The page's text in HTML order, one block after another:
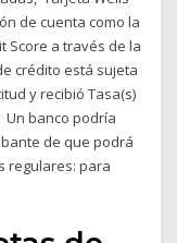
de cuenta como la
Score a través de la
crédito está sujeta
y recibió Tasa(s)
Un banco podría
de que podrá
regulares: para